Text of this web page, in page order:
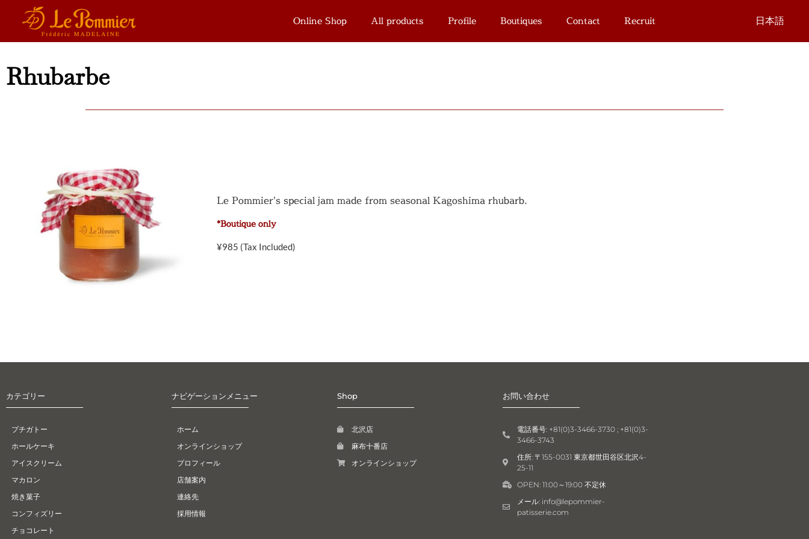
Online Shop All products Profile Boutiques Contact Recruit 日本語
Rhubarbe
Le Pommier's special jam made from seasonal Kagoshima rhubarb.
*Boutique only
¥985 (Tax Included)
カテゴリー
プチガトー
ホールケーキ
アイスクリーム
マカロン
焼き菓子
コンフィズリー
チョコレート
ナビゲーションメニュー
ホーム
オンラインショップ
プロフィール
店舗案内
連絡先
採用情報
Shop
北沢店
麻布十番店
オンラインショップ
お問い合わせ
電話番号: +81(0)3-3466-3730 ; +81(0)3-
3466-3743
住所: 〒155-0031 東京都世田谷区北沢4-
25-11
OPEN: 11:00～19:00 不定休
メール: info@lepommier-
patisserie.com